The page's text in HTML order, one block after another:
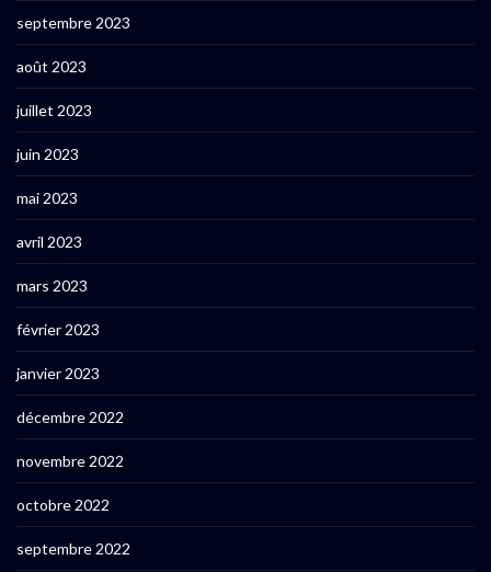
septembre 2023
août 2023
juillet 2023
juin 2023
mai 2023
avril 2023
mars 2023
février 2023
janvier 2023
décembre 2022
novembre 2022
octobre 2022
septembre 2022